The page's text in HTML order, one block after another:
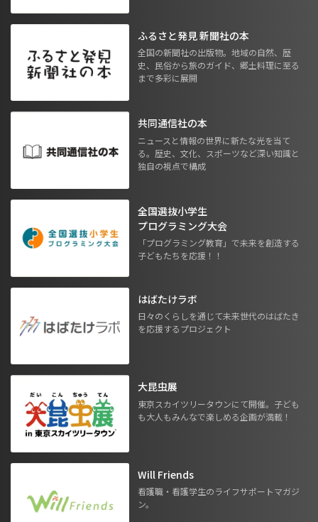
ふるさと発見 新聞社の本
全国の新聞社の出版物。地域の自然、歴
史、民俗から旅のガイド、郷土料理に至る
まで多彩に展開
共同通信社の本
ニュースと情報の世界に新たな光を当て
る。歴史、文化、スポーツなど深い知識と
独自の視点で構成
全国選抜小学生
プログラミング大会
「プログラミング教育」で未来を創造する
子どもたちを応援！！
はばたけラボ
日々のくらしを通じて未来世代のはばたき
を応援するプロジェクト
大昆虫展
東京スカイツリータウンにて開催。子ども
も大人もみんなで楽しめる企画が満載！
Will Friends
看護職・看護学生のライフサポートマガジ
ン。